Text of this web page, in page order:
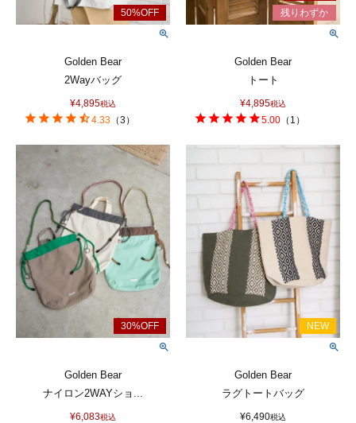
Golden Bear
2Wayバッグ
¥4,895税込
4.33 （3 ）
Golden Bear
トート
¥4,895税込
5.00 （ 1 ）
Golden Bear
ナイロン2WAYショ...
¥6,083税込
Golden Bear
ラグトートバッグ
¥6,490税込